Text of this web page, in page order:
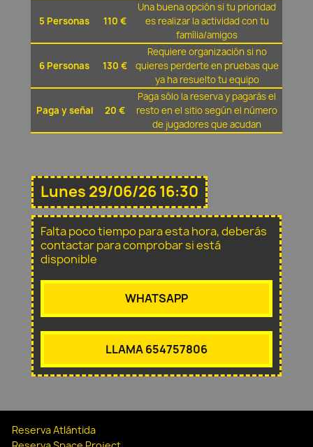
5 Personas 110 €
Una buena opción si tu prioridad
es realizar la actividad con tu
família/amigos
6 Personas 130 €
Requiere organización si no
quieres perderte en pruebas que
ya ha resuelto tu equipo
Paga y señal 20 €
Paga sólo la reserva y pagarás el
resto en el sitio según el número
de jugadores que acudan
Lunes 29/06/26 16:30
Falta poco tiempo para esta hora, deberás
contactar para comprobar si está
disponible
WHATSAPP
LLAMA 654757806
Reserva Atlántida